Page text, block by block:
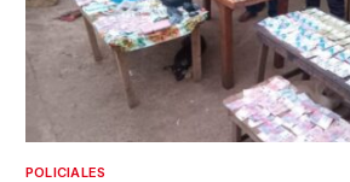
POLICIALES